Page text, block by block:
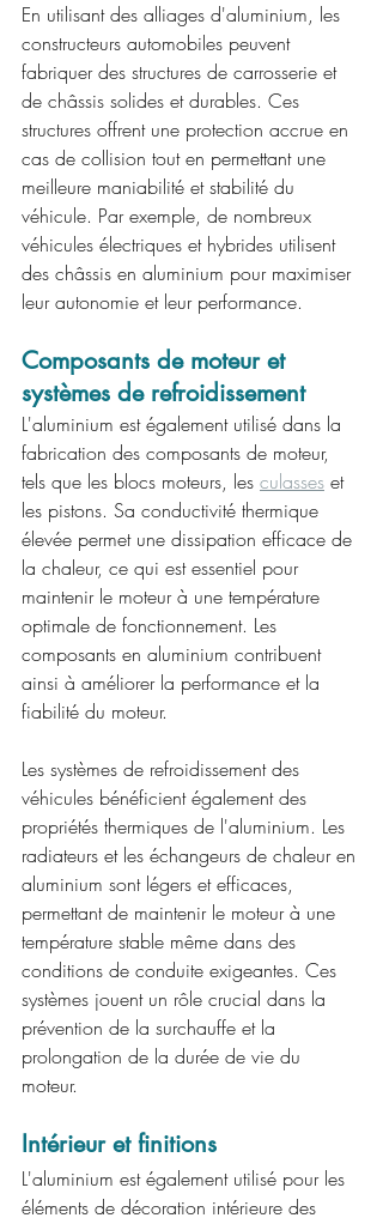
En utilisant des alliages d'aluminium, les
constructeurs automobiles peuvent
fabriquer des structures de carrosserie et
de châssis solides et durables. Ces
structures offrent une protection accrue en
cas de collision tout en permettant une
meilleure maniabilité et stabilité du
véhicule. Par exemple, de nombreux
véhicules électriques et hybrides utilisent
des châssis en aluminium pour maximiser
leur autonomie et leur performance.
Composants de moteur et
systèmes de refroidissement
L'aluminium est également utilisé dans la
fabrication des composants de moteur,
tels que les blocs moteurs, les culasses et
les pistons. Sa conductivité thermique
élevée permet une dissipation efficace de
la chaleur, ce qui est essentiel pour
maintenir le moteur à une température
optimale de fonctionnement. Les
composants en aluminium contribuent
ainsi à améliorer la performance et la
fiabilité du moteur.
Les systèmes de refroidissement des
véhicules bénéficient également des
propriétés thermiques de l'aluminium. Les
radiateurs et les échangeurs de chaleur en
aluminium sont légers et efficaces,
permettant de maintenir le moteur à une
température stable même dans des
conditions de conduite exigeantes. Ces
systèmes jouent un rôle crucial dans la
prévention de la surchauffe et la
prolongation de la durée de vie du
moteur.
Intérieur et finitions
L'aluminium est également utilisé pour les
éléments de décoration intérieure des